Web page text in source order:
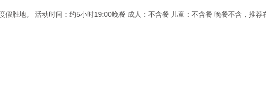
假胜地。 活动时间：约5小时19:00晚餐 成人：不含餐 儿童：不含餐 晚餐不含，推